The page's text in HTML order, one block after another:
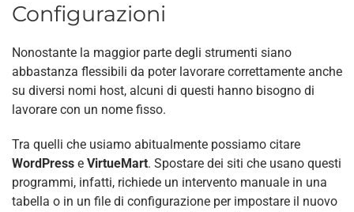
Configurazioni
Nonostante la maggior parte degli strumenti siano
abbastanza flessibili da poter lavorare correttamente anche
su diversi nomi host, alcuni di questi hanno bisogno di
lavorare con un nome fisso.
Tra quelli che usiamo abitualmente possiamo citare
WordPress e VirtueMart. Spostare dei siti che usano questi
programmi, infatti, richiede un intervento manuale in una
tabella o in un file di configurazione per impostare il nuovo